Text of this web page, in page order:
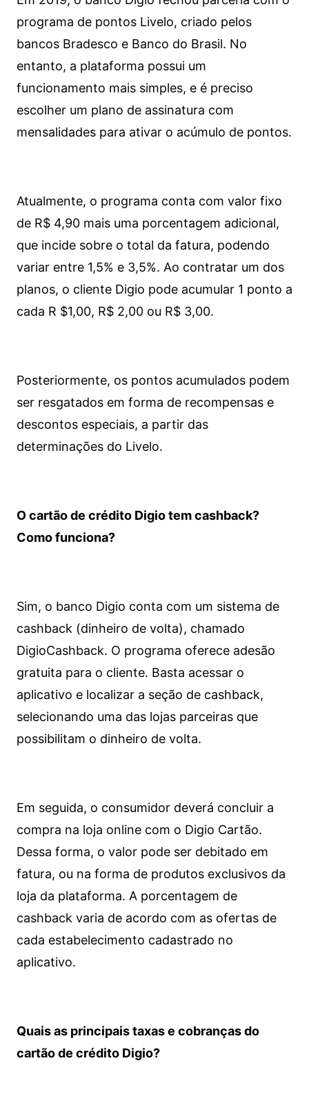
programa de pontos Livelo, criado pelos
bancos Bradesco e Banco do Brasil. No
entanto, a plataforma possui um
funcionamento mais simples, e é preciso
escolher um plano de assinatura com
mensalidades para ativar o acúmulo de pontos.
Atualmente, o programa conta com valor fixo
de R$ 4,90 mais uma porcentagem adicional,
que incide sobre o total da fatura, podendo
variar entre 1,5% e 3,5%. Ao contratar um dos
planos, o cliente Digio pode acumular 1 ponto a
cada R $1,00, R$ 2,00 ou R$ 3,00.
Posteriormente, os pontos acumulados podem
ser resgatados em forma de recompensas e
descontos especiais, a partir das
determinações do Livelo.
O cartão de crédito Digio tem cashback?
Como funciona?
Sim, o banco Digio conta com um sistema de
cashback (dinheiro de volta), chamado
DigioCashback. O programa oferece adesão
gratuita para o cliente. Basta acessar o
aplicativo e localizar a seção de cashback,
selecionando uma das lojas parceiras que
possibilitam o dinheiro de volta.
Em seguida, o consumidor deverá concluir a
compra na loja online com o Digio Cartão.
Dessa forma, o valor pode ser debitado em
fatura, ou na forma de produtos exclusivos da
loja da plataforma. A porcentagem de
cashback varia de acordo com as ofertas de
cada estabelecimento cadastrado no
aplicativo.
Quais as principais taxas e cobranças do
cartão de crédito Digio?